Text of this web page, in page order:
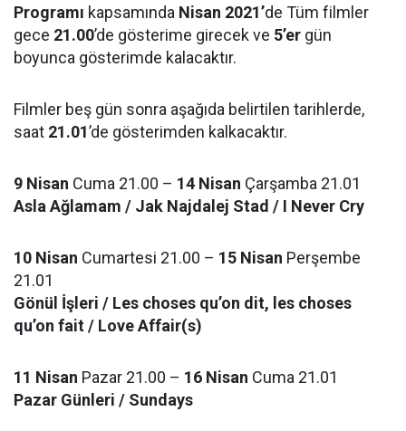
Programı kapsamında Nisan 2021’de Tüm filmler
gece 21.00’de gösterime girecek ve 5’er gün
boyunca gösterimde kalacaktır.
Filmler beş gün sonra aşağıda belirtilen tarihlerde,
saat 21.01’de gösterimden kalkacaktır.
9 Nisan Cuma 21.00 – 14 Nisan Çarşamba 21.01
Asla Ağlamam / Jak Najdalej Stad / I Never Cry
10 Nisan Cumartesi 21.00 – 15 Nisan Perşembe
21.01
Gönül İşleri / Les choses qu’on dit, les choses
qu’on fait / Love Affair(s)
11 Nisan Pazar 21.00 – 16 Nisan Cuma 21.01
Pazar Günleri / Sundays